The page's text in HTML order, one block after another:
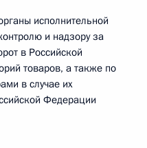
исполнительной
и надзору за
в Российской
товаров, а также по
в случае их
Федерации